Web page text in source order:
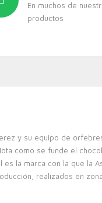
En muchos de
productos
y su equipo de
como se funde el
la marca con la que la
realizados en